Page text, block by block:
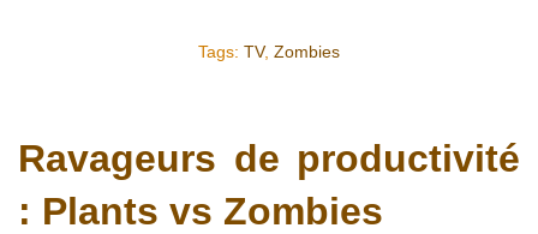
Tags: TV, Zombies
Ravageurs de productivité
: Plants vs Zombies